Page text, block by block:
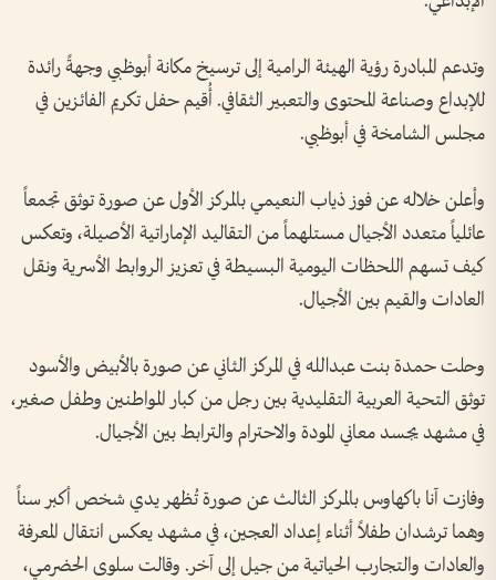
وتدعم المبادرة رؤية الهيئة الرامية إلى ترسيخ مكانة أبوظبي وجهةً رائدة
للإبداع وصناعة المحتوى والتعبير الثقافي. أُقيم حفل تكريم الفائزين في
مجلس الشامخة في أبوظبي.
وأعلن خلاله عن فوز ذياب النعيمي بالمركز الأول عن صورة توثق تجمعاً
عائلياً متعدد الأجيال مستلهماً من التقاليد الإماراتية الأصيلة، وتعكس
كيف تسهم اللحظات اليومية البسيطة في تعزيز الروابط الأسرية ونقل
العادات والقيم بين الأجيال.
وحلت حمدة بنت عبدالله في المركز الثاني عن صورة بالأبيض والأسود
توثق التحية العربية التقليدية بين رجل من كبار المواطنين وطفل صغير،
في مشهد يجسد معاني المودة والاحترام والترابط بين الأجيال.
وفازت آنا باكهاوس بالمركز الثالث عن صورة تُظهر يدي شخص أكبر سناً
وهما ترشدان طفلاً أثناء إعداد العجين، في مشهد يعكس انتقال المعرفة
والعادات والتجارب الحياتية من جيل إلى آخر. وقالت سلوى الحضرمي،